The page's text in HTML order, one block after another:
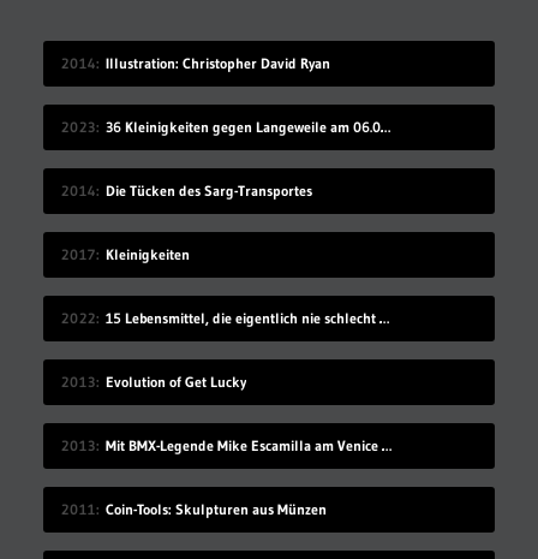
2014 Illustration: Christopher David Ryan
2023 36 Kleinigkeiten gegen Langeweile am 06.08.2023
2014 Die Tücken des Sarg-Transportes
2017 Kleinigkeiten
2022 15 Lebensmittel, die eigentlich nie schlecht werden
2013 Evolution of Get Lucky
2013 Mit BMX-Legende Mike Escamilla am Venice Beach
2011 Coin-Tools: Skulpturen aus Münzen